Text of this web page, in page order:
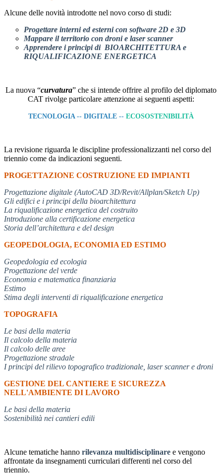
Alcune delle novità introdotte nel novo corso di studi:
Progettare interni ed esterni con software 2D e 3D
Mappare il territorio con droni e laser scanner
Apprendere i principi di BIOARCHITETTURA e
RIQUALIFICAZIONE ENERGETICA
La nuova “curvatura” che si intende offrire al profilo del diplomato
CAT rivolge particolare attenzione ai seguenti aspetti:
TECNOLOGIA -- DIGITALE -- ECOSOSTENIBILITÀ
La revisione riguarda le discipline professionalizzanti nel corso del
triennio come da indicazioni seguenti.
PROGETTAZIONE COSTRUZIONE ED IMPIANTI
Progettazione digitale (AutoCAD 3D/Revit/Allplan/Sketch Up)
Gli edifici e i principi della bioarchitettura
La riqualificazione energetica del costruito
Introduzione alla certificazione energetica
Storia dell’architettura e del design
GEOPEDOLOGIA, ECONOMIA ED ESTIMO
Geopedologia ed ecologia
Progettazione del verde
Economia e matematica finanziaria
Estimo
Stima degli interventi di riqualificazione energetica
TOPOGRAFIA
Le basi della materia
Il calcolo della materia
Il calcolo delle aree
Progettazione stradale
I principi del rilievo topografico tradizionale, laser scanner e droni
GESTIONE DEL CANTIERE E SICUREZZA
NELL'AMBIENTE DI LAVORO
Le basi della materia
Sostenibilità nei cantieri edili
Alcune tematiche hanno rilevanza multidisciplinare e vengono
affrontate da insegnamenti curriculari differenti nel corso del
triennio.